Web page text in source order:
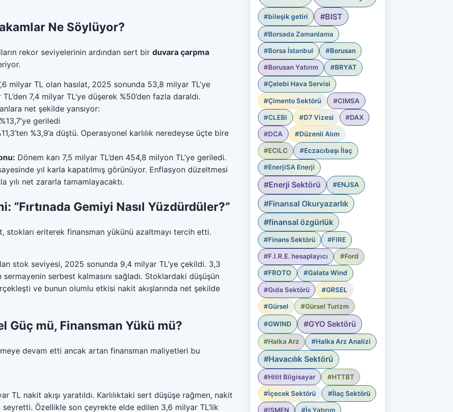
Ne Söylüyor?
rekor seviyelerinin ardından sert bir duvara çarpma
milyar TL olan hasılat, 2025 sonunda 53,8 milyar TL’ye
7,4 milyar TL’ye düşerek %50’den fazla daraldı.
net şekilde yansıyor:
geriledi
%3,9’a düştü. Operasyonel karlılık neredeyse üçte bire
Dönem karı 7,5 milyar TL’den 454,8 milyon TL’ye geriledi.
yıl karla kapatılmış görünüyor. Enflasyon düzeltmesi
yılı net zararla tamamlayacaktı.
“Fırtınada Gemiyi Nasıl Yüzdürdüler?”
stokları eriterek finansman yükünü azaltmayı tercih etti.
stok seviyesi, 2025 sonunda 9,4 milyar TL’ye çekildi. 3,3
sermayenin serbest kalmasını sağladı. Stoklardaki düşüşün
ve bunun olumlu etkisi nakit akışlarında net şekilde
Güç mü, Finansman Yükü mü?
devam etti ancak artan finansman maliyetleri bu
TL nakit akışı yaratıldı. Karlılıktaki sert düşüşe rağmen, nakit
Özellikle son çeyrekte elde edilen 3,6 milyar TL’lik
#bileşik getiri #BIST
#Borsada Zamanlama
#Borsa İstanbul #Borusan
#Borusan Yatırım #BRYAT
#Çelebi Hava Servisi
#Çimento Sektörü #CIMSA
#CLEBI #D7 Vizesi #DAX
#DCA #Düzenli Alım
#ECILC #Eczacıbaşı İlaç
#EnerjiSA Enerji
#Enerji Sektörü #ENJSA
#Finansal Okuryazarlık
#finansal özgürlük
#Finans Sektörü #FIRE
#F.I.R.E. hesaplayıcı #Ford
#FROTO #Galata Wind
#Gıda Sektörü #GRSEL
#Gürsel #Gürsel Turizm
#GWIND #GYO Sektörü
#Halka Arz #Halka Arz Analizi
#Havacılık Sektörü
#Hitit Bilgisayar #HTTBT
#İçecek Sektörü #İlaç Sektörü
#ISMEN #İş Yatırım